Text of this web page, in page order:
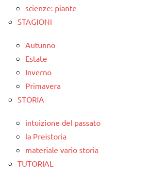
scienze: piante
STAGIONI
Autunno
Estate
Inverno
Primavera
STORIA
intuizione del passato
la Preistoria
materiale vario storia
TUTORIAL